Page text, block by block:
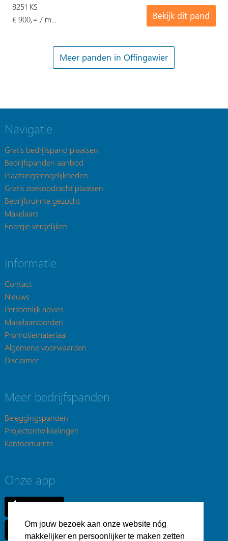
Om jouw bezoek aan onze website nóg
makkelijker en persoonlijker te maken zetten
Bekijk dit pand
8251 KS
€ 900,= / m…
Meer panden in Offingawier
Navigatie
Gratis bedrijfspand plaatsen
Bedrijfspanden aanbod
Plaatsingsmogelijkheden
Gratis zoekopdracht plaatsen
Bedrijfsruimte gezocht
Makelaars
Energie vergelijken
Informatie
Contact
Nieuws
Persoonlijk advies
Makelaarsborden
Promotiemateriaal
Algemene voorwaarden
Disclaimer
Meer bedrijfspanden
Beleggingspanden
Projectontwikkelingen
Kantoorruimte
Onze app